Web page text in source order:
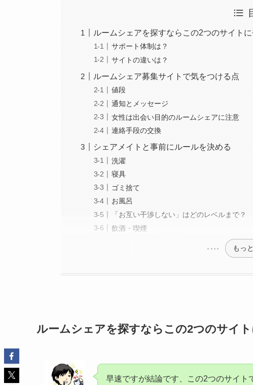
ルームシェアを探すならこの2つのサイト
サポート体制は？
サイトの違いは？
ルームシェア募集サイトで気をつける点
値段
通知とメッセージ
女性は出会い目的のルームシェアに注意
連絡手段の交換
シェアメイトと事前にルールを決める
洗濯
寝具
ゴミ捨て
お風呂
「お互い干渉しない」はどのレベルまで？
飲酒・喫煙
もっ
ルームシェアを探すならこの2つのサイ
早速ですが結論です、この2つのサイト